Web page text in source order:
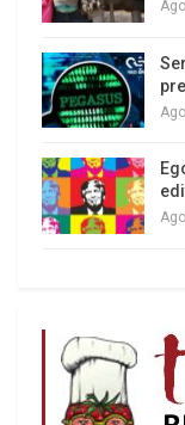
Los latinos le van